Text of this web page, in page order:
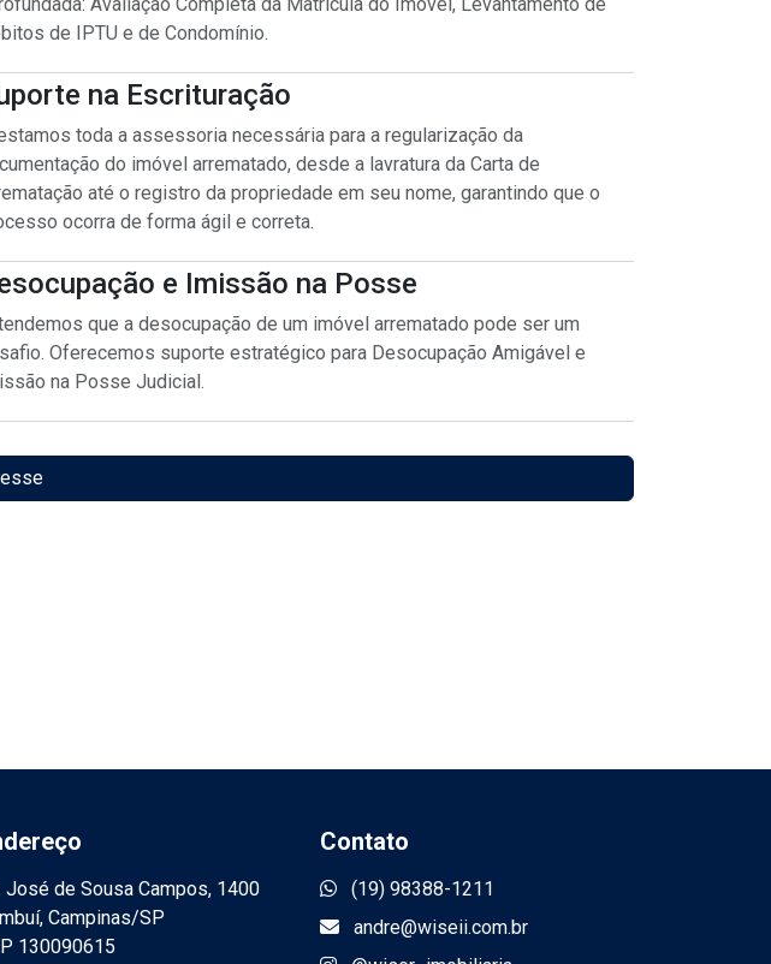
de IPTU e de Condomínio.
na Escrituração
toda a assessoria necessária para a regularização da
do imóvel arrematado, desde a lavratura da Carta de
até o registro da propriedade em seu nome, garantindo que o
ocorra de forma ágil e correta.
e Imissão na Posse
que a desocupação de um imóvel arrematado pode ser um
Oferecemos suporte estratégico para Desocupação Amigável e
na Posse Judicial.
José de Sousa Campos, 1400
Campinas/SP
130090615
Contato
(19) 98388-1211
andre@wiseii.com.br